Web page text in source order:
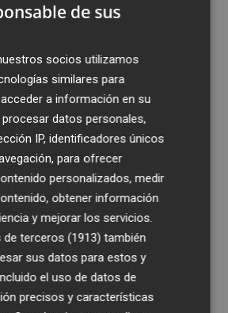
están en Cartagena
en 6 meses
al público internacional con la
reclamo
la actualidad de
en tu correo
suscribirme
de sus
socios utilizamos
similares para
a información en su
datos personales,
IP, identificadores únicos
para ofrecer
personalizados, medir
obtener información
y mejorar los servicios.
de terceros (1913) también
sus datos para estos y
el uso de datos de
precisos y características